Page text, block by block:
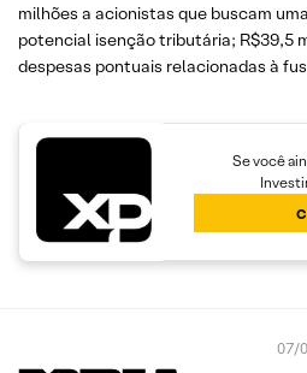
milhões a acionistas que buscam
potencial isenção tributária; R$39,5
despesas pontuais relacionadas à
Se você
07/